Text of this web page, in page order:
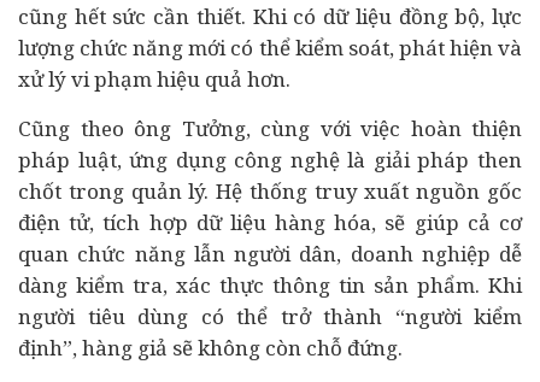
cũng hết sức cần thiết. Khi có dữ liệu đồng bộ, lực
lượng chức năng mới có thể kiểm soát, phát hiện và
xử lý vi phạm hiệu quả hơn.
Cũng theo ông Tưởng, cùng với việc hoàn thiện
pháp luật, ứng dụng công nghệ là giải pháp then
chốt trong quản lý. Hệ thống truy xuất nguồn gốc
điện tử, tích hợp dữ liệu hàng hóa, sẽ giúp cả cơ
quan chức năng lẫn người dân, doanh nghiệp dễ
dàng kiểm tra, xác thực thông tin sản phẩm. Khi
người tiêu dùng có thể trở thành “người kiểm
định”, hàng giả sẽ không còn chỗ đứng.